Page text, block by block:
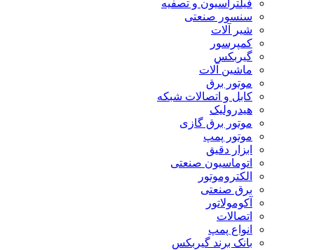
فیلتراسیون و تصفیه
سنسور صنعتی
شیر آلات
کمپرسور
گیربکس
ماشین آلات
موتور برق
کابل و اتصالات شبکه
هیدرولیک
موتور برق گازی
موتور پمپ
ابزار دقیق
اتوماسیون صنعتی
الکتروموتور
برق صنعتی
آکومولاتور
اتصالات
انواع پمپ
بانک برند گیربکس